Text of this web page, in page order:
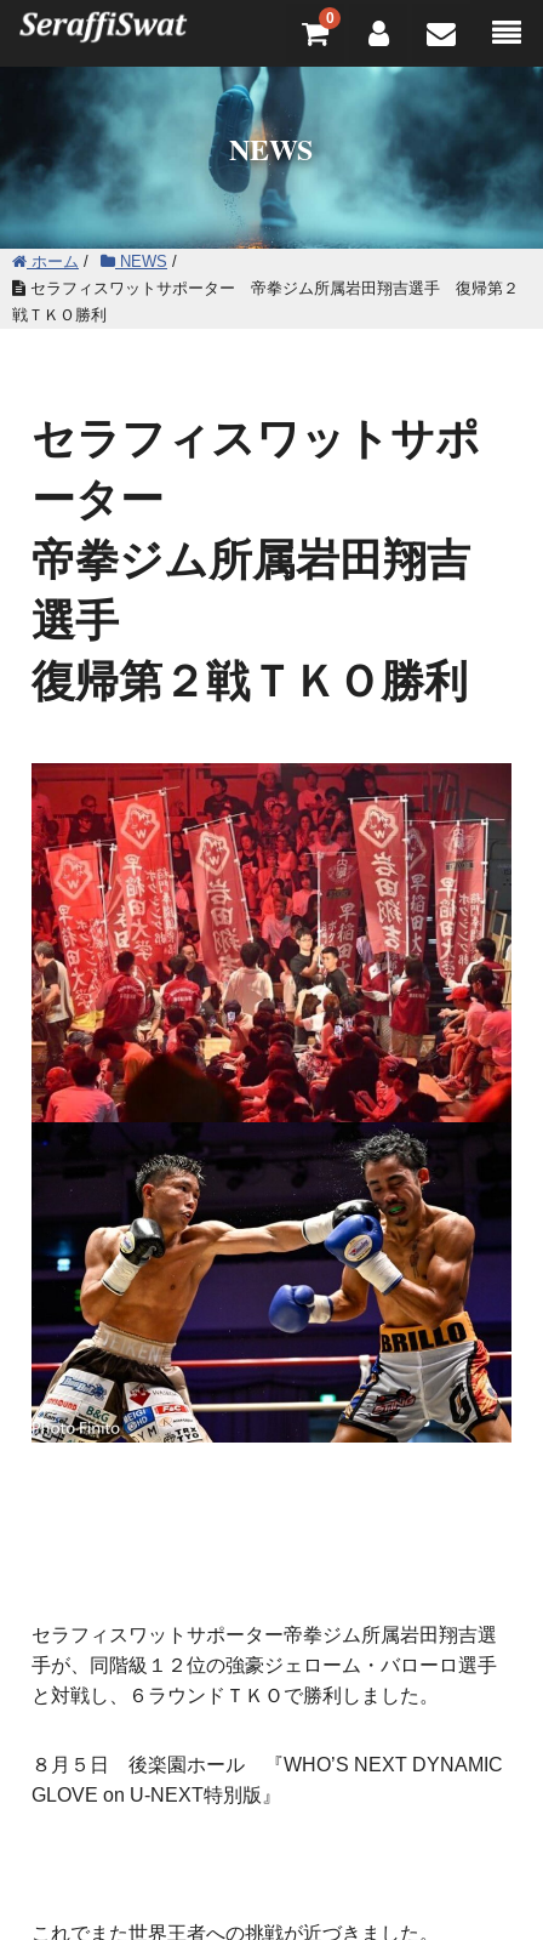
0
NEWS
ホーム / NEWS /
セラフィスワットサポーター 帝拳ジム所属岩田翔吉選手 復帰第２
戦ＴＫＯ勝利
セラフィスワットサポ
ーター
帝拳ジム所属岩田翔吉
選手
復帰第２戦ＴＫＯ勝利
セラフィスワットサポーター帝拳ジム所属岩田翔吉選
手が、同階級１２位の強豪ジェローム・バローロ選手
と対戦し、６ラウンドＴＫＯで勝利しました。
８月５日 後楽園ホール 『WHO’S NEXT DYNAMIC
GLOVE on U-NEXT特別版』
これでまた世界王者への挑戦が近づきました。